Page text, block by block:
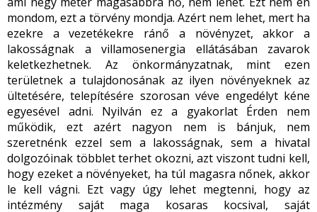
mondom, ezt a törvény mondja. Azért nem lehet, mert ha
ezekre a vezetékekre ránő a növényzet, akkor a
lakosságnak a villamosenergia ellátásában zavarok
keletkezhetnek. Az önkormányzatnak, mint ezen
területnek a tulajdonosának az ilyen növényeknek az
ültetésére, telepítésére szorosan véve engedélyt kéne
egyesével adni. Nyilván ez a gyakorlat Érden nem
működik, ezt azért nagyon nem is bánjuk, nem
szeretnénk ezzel sem a lakosságnak, sem a hivatal
dolgozóinak többlet terhet okozni, azt viszont tudni kell,
hogy ezeket a növényeket, ha túl magasra nőnek, akkor
le kell vágni. Ezt vagy úgy lehet megtenni, hogy az
intézmény saját maga kosaras kocsival, saját